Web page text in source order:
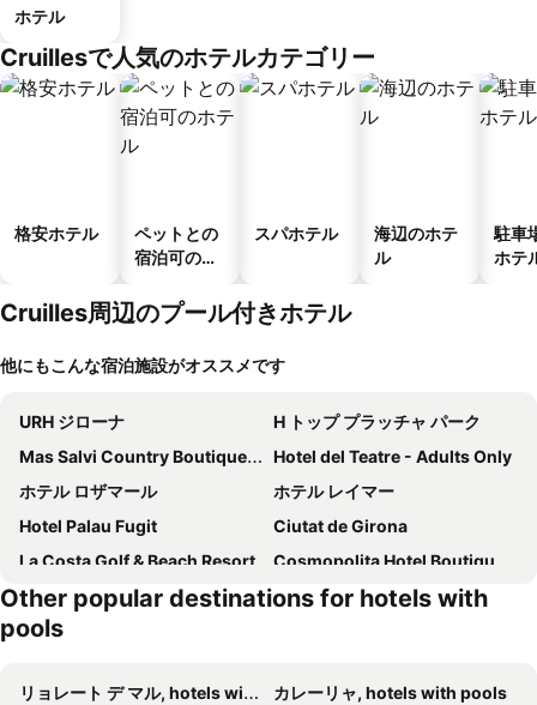
ホテル
Cruillesで人気のホテルカテゴリー
格安ホテル
ペットとの
宿泊可のホ
スパホテル
海辺のホテ
ル
駐車
ホテ
Cruilles周辺のプール付きホテル
他にもこんな宿泊施設がオススメです
URH ジローナ
H トップ プラッチャ パーク
Mas Salvi Country Boutique Hotel
Hotel del Teatre - Adults Only
ホテル ロザマール
ホテル レイマー
Hotel Palau Fugit
Ciutat de Girona
La Costa Golf & Beach Resort
Cosmopolita Hotel Boutique & Spa
Hotel Aromar
ホテル コスタベッラ
Other popular destinations for hotels with
pools
リョレート デ マル, hotels with pools
カレーリャ, hotels with pools